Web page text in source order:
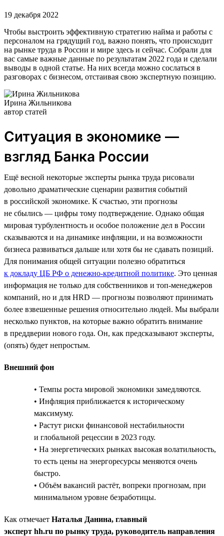
19 декабря 2022
Чтобы выстроить эффективную стратегию найма и работы с
персоналом на грядущий год, важно понять, что происходит
на рынке труда в России и мире здесь и сейчас. Собрали для
вас самые важные данные по результатам 2022 года и сделали
выводы в одной статье. На них всегда можно сослаться в
разговорах с бизнесом, отстаивая свою экспертную позицию.
Ирина Жильникова
автор статей
Ситуация в экономике —
взгляд Банка России
Ещё весной некоторые эксперты рынка труда рисовали
довольно драматические сценарии развития событий
в российской экономике. К счастью, эти прогнозы
не сбылись — цифры тому подтверждение. Однако общая
мировая турбулентность и особое положение дел в России
сказываются и на динамике инфляции, и на возможности
бизнеса развиваться дальше или хотя бы не сдавать позиций.
Для понимания общей ситуации полезно обратиться
к докладу ЦБ РФ о денежно-кредитной политике. Это ценная
информация не только для собственников и топ-менеджеров
компаний, но и для HRD — прогнозы позволяют принимать
более взвешенные решения относительно людей. Мы выбрали
несколько пунктов, на которые важно обратить внимание
в преддверии нового года. Он, как предсказывают эксперты,
(опять) будет непростым.
Внешний фон
• Темпы роста мировой экономики замедляются.
• Инфляция приближается к историческому
максимуму.
• Растут риски финансовой нестабильности
и глобальной рецессии в 2023 году.
• На энергетических рынках высокая волатильность,
то есть цены на энергоресурсы меняются очень
быстро.
• Объём вакансий растёт, вопреки прогнозам, при
минимальном уровне безработицы.
Как отмечает Наталья Данина, главный
эксперт hh.ru по рынку труда, руководитель направления